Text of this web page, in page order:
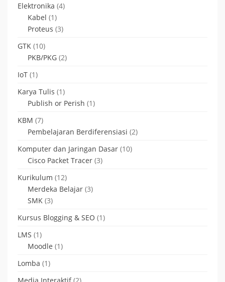
Elektronika (4)
Kabel (1)
Proteus (3)
GTK (10)
PKB/PKG (2)
IoT (1)
Karya Tulis (1)
Publish or Perish (1)
KBM (7)
Pembelajaran Berdiferensiasi (2)
Komputer dan Jaringan Dasar (10)
Cisco Packet Tracer (3)
Kurikulum (12)
Merdeka Belajar (3)
SMK (3)
Kursus Blogging & SEO (1)
LMS (1)
Moodle (1)
Lomba (1)
Media Interaktif(2)